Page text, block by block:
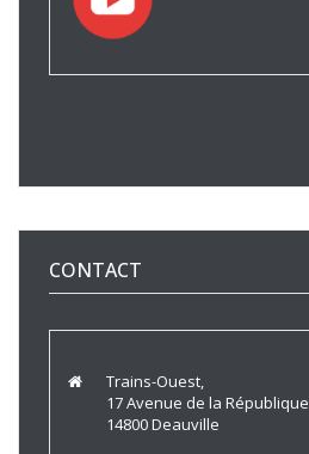
CONTACT
Trains-Ouest,
17 Avenue de la République
14800 Deauville